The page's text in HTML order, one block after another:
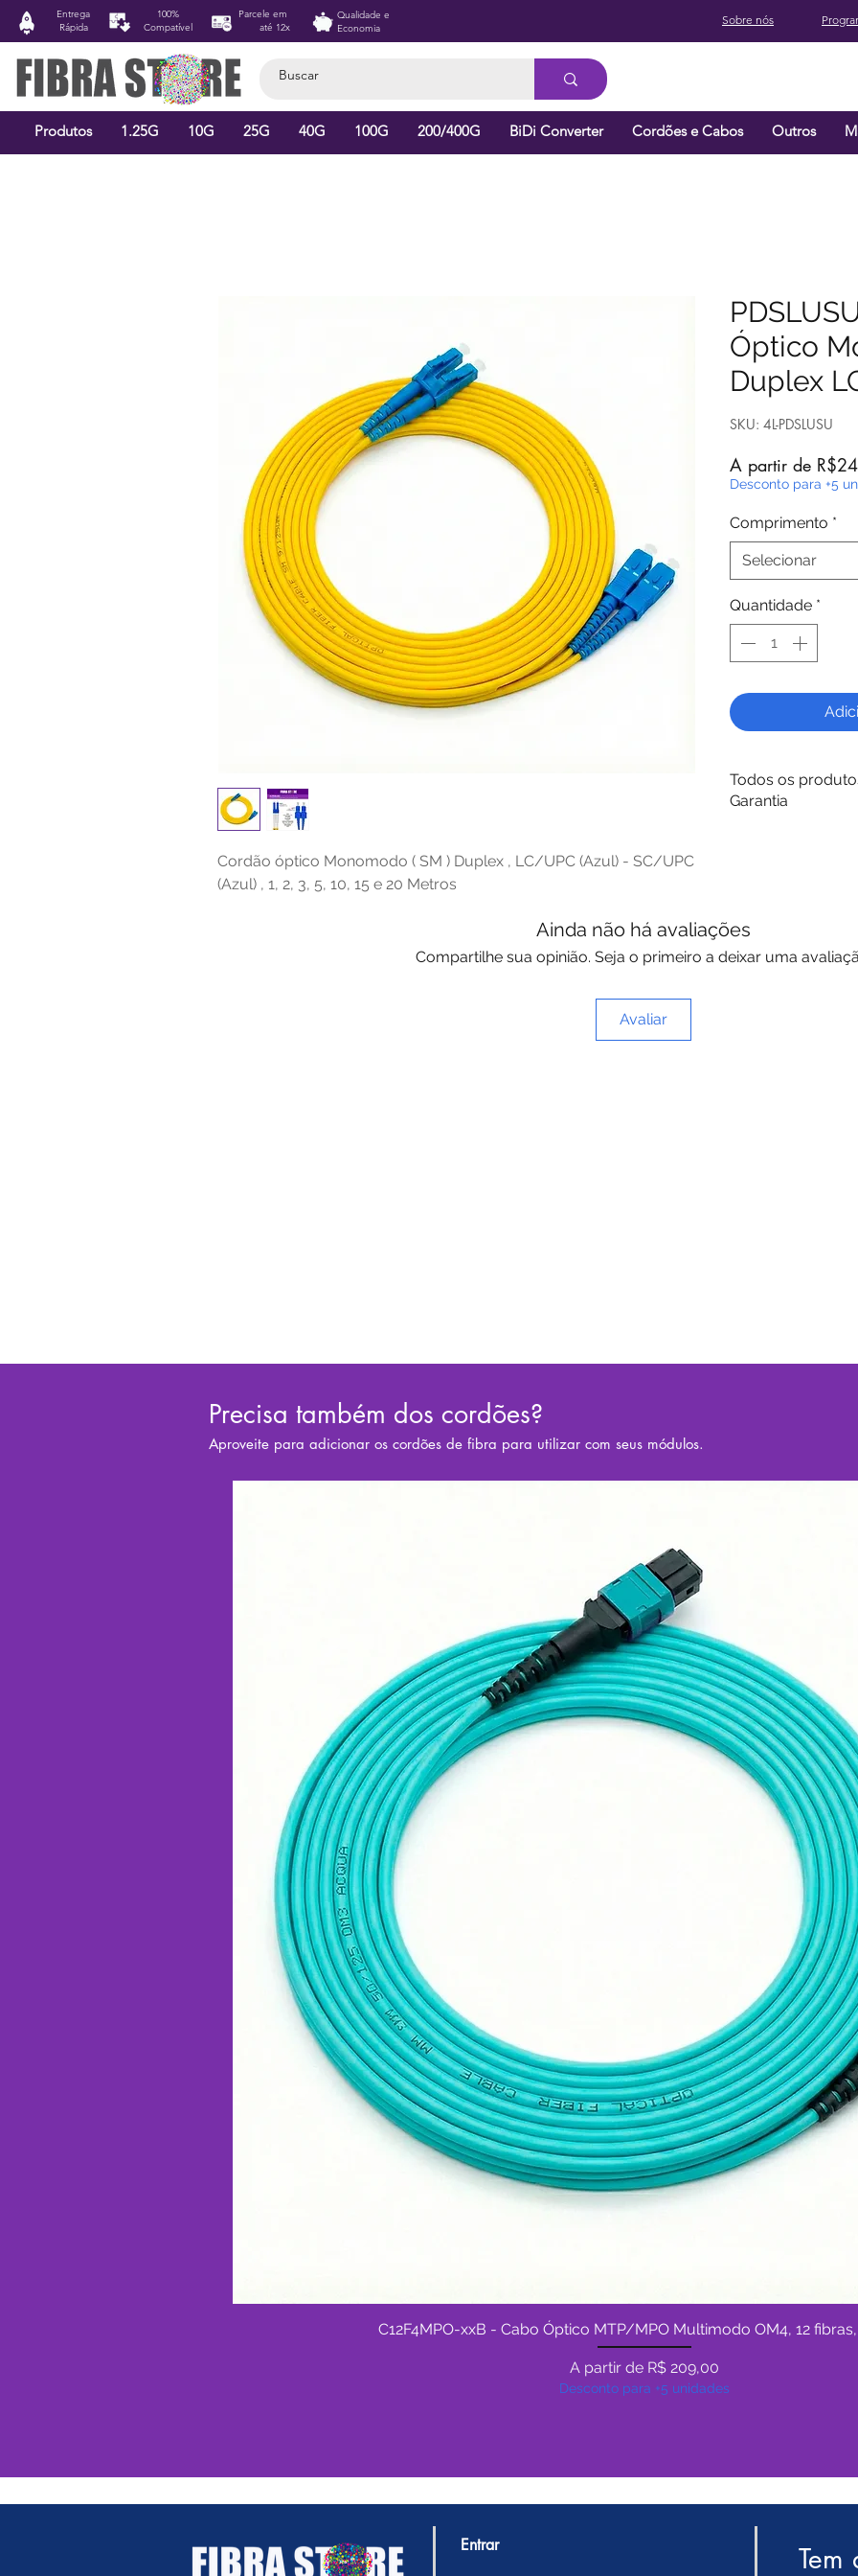
Entrega
Rápida
100%
Compatível
Parcele em
até 12x
Qualidade e
Economia
Sobre nós
Produtos 1.25G 10G 25G 40G 100G 200/400G BiDi Converter Cordões e Cabos Outros
Cordão óptico Monomodo ( SM ) Duplex , LC/UPC (Azul) - SC/UPC
(Azul) , 1, 2, 3, 5, 10, 15 e 20 Metros
Óptico
Duplex
SKU: 4L-PDSLUSU
A partir de
Desconto para +5
Comprimento *
Selecionar
Quantidade *
Todos os
Garantia
Ainda não há avaliações
Compartilhe sua opinião. Seja o primeiro a deixar uma
Avaliar
Precisa também dos cordões?
Aproveite para adicionar os cordões de fibra para utilizar com seus módulos.
Visualização rápida
C12F4MPO-xxB - Cabo Óptico MTP/MPO Multimodo OM4, 12
A partir de R$ 209,00
Preço promocional
Desconto para +5 unidades
Entrar
Tem